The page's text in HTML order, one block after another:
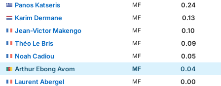
Panos Katseris MF
0.24
Karim Dermane
MF
0.13
Jean-Victor Makengo
MF
0.10
Théo Le Bris
MF
0.09
Noah Cadiou
MF
0.05
Arthur Ebong Avom
MF
0.04
Laurent Abergel
MF
0.00